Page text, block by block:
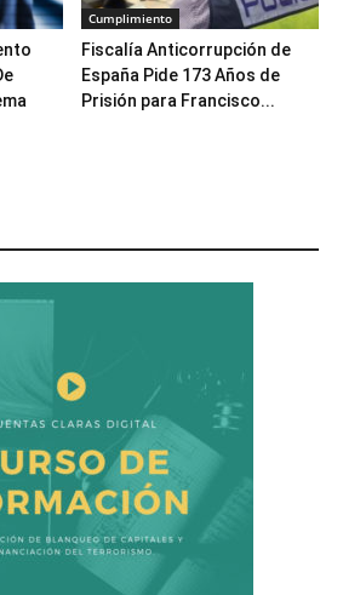
Cumplimiento
Fiscalía Anticorrupción de
España Pide 173 Años de
Prisión para Francisco...